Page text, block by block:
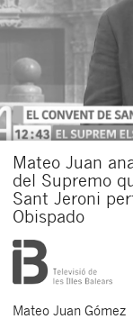
Mateo Juan
del Supremo
Sant Jeroni
Obispado
Mateo Juan Gómez